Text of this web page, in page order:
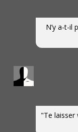
N’y a-t-il
"Te laisser